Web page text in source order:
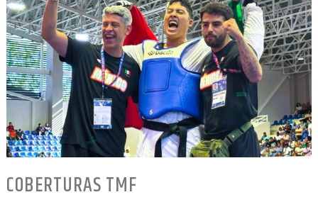
COBERTURAS TMF